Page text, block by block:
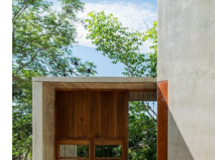
该建筑远离公共道路，在它的
园。这里有一个由古旧、修复
它时，可以看到开放公共区域
路和绿化区域组成，其对角的
反边界，产生视觉效果，使得来
近行人。人们可以与其产生简单